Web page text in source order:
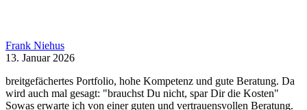
Frank Niehus
13. Januar 2026
breitgefächertes Portfolio, hohe Kompetenz und gute Beratung. Da
wird auch mal gesagt: "brauchst Du nicht, spar Dir die Kosten"
Sowas erwarte ich von einer guten und vertrauensvollen Beratung.